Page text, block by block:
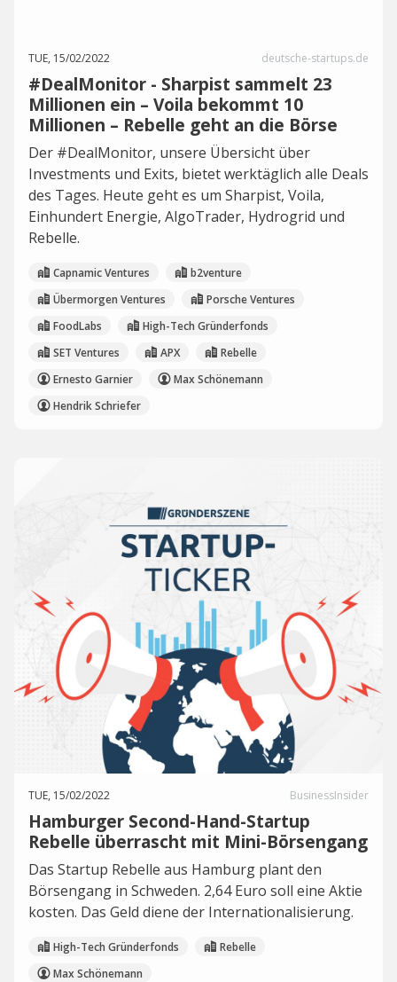
TUE, 15/02/2022 deutsche-startups.de
#DealMonitor - Sharpist sammelt 23
Millionen ein – Voila bekommt 10
Millionen – Rebelle geht an die Börse
Der #DealMonitor, unsere Übersicht über
Investments und Exits, bietet werktäglich alle Deals
des Tages. Heute geht es um Sharpist, Voila,
Einhundert Energie, AlgoTrader, Hydrogrid und
Rebelle.
Capnamic Ventures
b2venture
Übermorgen Ventures
Porsche Ventures
FoodLabs
High-Tech Gründerfonds
SET Ventures
APX
Rebelle
Ernesto Garnier
Max Schönemann
Hendrik Schriefer
TUE, 15/02/2022 BusinessInsider
Hamburger Second-Hand-Startup
Rebelle überrascht mit Mini-Börsengang
Das Startup Rebelle aus Hamburg plant den
Börsengang in Schweden. 2,64 Euro soll eine Aktie
kosten. Das Geld diene der Internationalisierung.
High-Tech Gründerfonds
Rebelle
Max Schönemann